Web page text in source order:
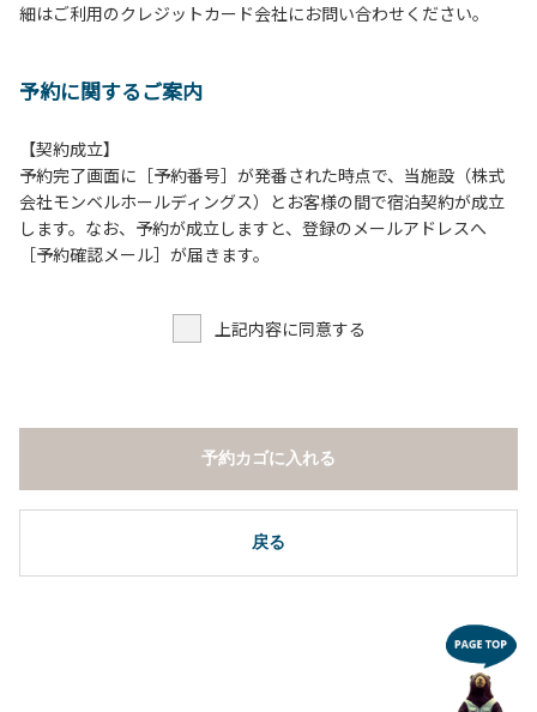
８.炭火の利用後は炭の鎮火の確認をお願いいたします。
テントの設営、テーブル・椅子の持ち出しは禁止です。
【ロッジご利用上の注意事項ならびに禁止事項】
１.動物（ペット類）の同伴はご遠慮願います。
２.安全管理上、お子様の単独での行動はご遠慮ください。
３.調度品などの持ち出しはしないでください。
６.周囲に迷惑となるような行為（夜間の大声での談笑等）や
床面から高さ60cm以上離してご利用ください。
８.炭火の利用後は炭の鎮火の確認をお願いいたします。
９.BBQ台（BBQコンロやグリル）の貸出はございません。
10.駐車場や芝生スペースを含め、コテージ周辺でのタープ・
テントの設営、テーブル・椅子の持ち出しは禁止です。
２.安全管理上、お子様の単独での行動はご遠慮ください。
細はご利用のクレジットカード会社にお問い合わせください。
予約に関するご案内
【契約成立】
予約完了画面に［予約番号］が発番された時点で、当施設（株式
会社モンベルホールディングス）とお客様の間で宿泊契約が成立
します。なお、予約が成立しますと、登録のメールアドレスへ
［予約確認メール］が届きます。
上記内容に同意する
戻る
予約カゴに入れる